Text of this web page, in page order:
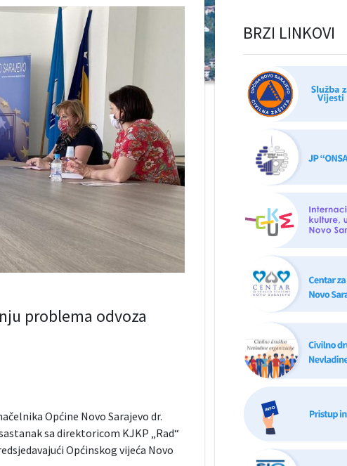
problema odvoza
Općine Novo Sarajevo dr.
sa direktoricom KJKP „Rad“
Općinskog vijeća Novo
BRZI LINKOVI